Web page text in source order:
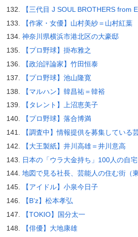
【三代目 J SOUL BROTHERS from
【作家・女優】山村美紗＝山村紅葉
神奈川県横浜市港北区の大豪邸
【プロ野球】掛布雅之
【政治評論家】竹田恒泰
【プロ野球】池山隆寛
【マルハン】韓昌祐＝韓裕
【タレント】上沼恵美子
【プロ野球】落合博満
【調査中】情報提供を募集している
【大王製紙】井川高雄＝井川意高
日本の「ウラ大金持ち」100人の自宅
地図で見る社長、芸能人の住む街（
【アイドル】小泉今日子
【B’z】松本孝弘
【TOKIO】国分太一
【俳優】大地康雄